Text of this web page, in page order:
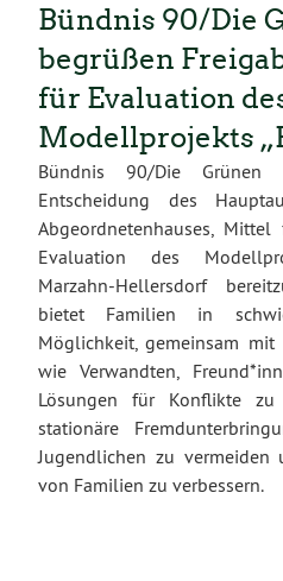
Bündnis 90/Die
begrüßen
für Evaluation
Modellprojekts
Bündnis 90/Die
Entscheidung des
Abgeordnetenhauses,
Evaluation des
Marzahn-Hellersdorf
bietet Familien in
Möglichkeit, gemeinsam
wie Verwandten,
Lösungen für Konflikte
stationäre
Jugendlichen zu vermeiden
von Familien zu verbessern.